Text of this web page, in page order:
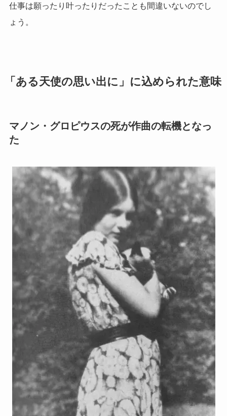
仕事は願ったり叶ったりだったことも間違いないのでし
ょう。
「ある天使の思い出に」に込められた意味
マノン・グロピウスの死が作曲の転機となっ
た